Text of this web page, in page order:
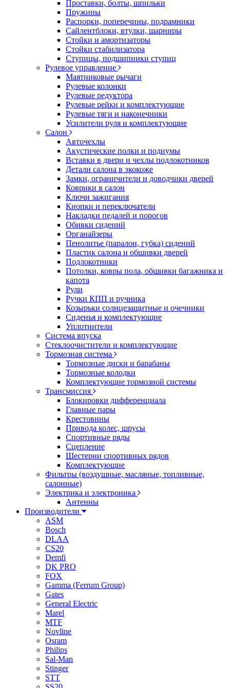
Проставки, болты, шпильки
Пружины
Распорки, поперечины, подрамники
Сайлентблоки, втулки, шарниры
Стойки и амортизаторы
Стойки стабилизатора
Ступицы, подшипники ступиц
Рулевое управление
Маятниковые рычаги
Рулевые колонки
Рулевые редуктора
Рулевые рейки и комплектующие
Рулевые тяги и наконечники
Усилители руля и комплектующие
Салон
Авточехлы
Акустические полки и подиумы
Вставки в двери и чехлы подлокотников
Детали салона в экокоже
Замки, ограничители и доводчики дверей
Коврики в салон
Ключи зажигания
Кнопки и переключатели
Накладки педалей и порогов
Обивки сидений
Органайзеры
Пенолитье (паралон, губка) сидений
Пластик салона и обшивки дверей
Подлокотники
Потолки, ковры пола, обшивки багажника и
капота
Рули
Ручки КПП и ручника
Козырьки солнцезащитные и очечники
Сиденья и комплектующие
Уплотнители
Система впуска
Стеклоочистители и комплектующие
Тормозная система
Тормозные диски и барабаны
Тормозные колодки
Комплектующие тормозной системы
Трансмиссия
Блокировки дифференциала
Главные пары
Крестовины
Привода колес, шрусы
Спортивные ряды
Сцепление
Шестерни спортивных рядов
Комплектующие
Фильтры (воздушные, масляные, топливные,
салонные)
Электрика и электроника
Антенны
Производители
ASM
Bosch
DLAA
CS20
Demfi
DK PRO
FOX
Gamma (Ferrum Group)
Gates
General Electric
Marel
MTF
Novline
Osram
Philips
Sal-Man
Stinger
STT